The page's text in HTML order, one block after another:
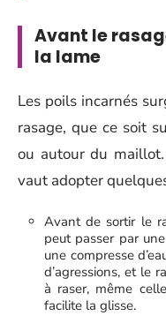
Avant le
la lame
Les poils incarnés
rasage, que ce soit
ou autour du
vaut adopter
Avant de sortir le
peut passer par
une compresse
d’agressions, et le
à raser, même
facilite la glisse.